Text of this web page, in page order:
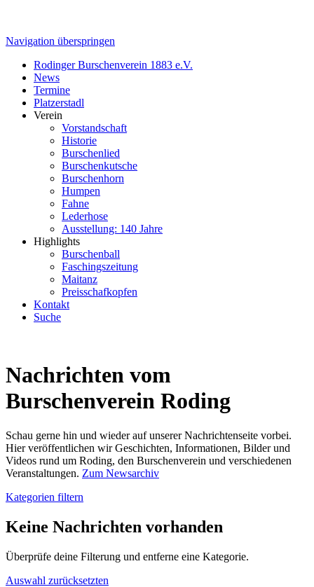
Navigation überspringen
Rodinger Burschenverein 1883 e.V.
News
Termine
Platzerstadl
Verein
Vorstandschaft
Historie
Burschenlied
Burschenkutsche
Burschenhorn
Humpen
Fahne
Lederhose
Ausstellung: 140 Jahre
Highlights
Burschenball
Faschingszeitung
Maitanz
Preisschafkopfen
Kontakt
Suche
Nachrichten vom
Burschenverein Roding
Schau gerne hin und wieder auf unserer Nachrichtenseite vorbei.
Hier veröffentlichen wir Geschichten, Informationen, Bilder und
Videos rund um Roding, den Burschenverein und verschiedenen
Veranstaltungen. Zum Newsarchiv
Kategorien filtern
Keine Nachrichten vorhanden
Überprüfe deine Filterung und entferne eine Kategorie.
Auswahl zurücksetzten